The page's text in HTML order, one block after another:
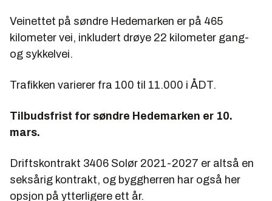
Veinettet på søndre Hedemarken er på 465
kilometer vei, inkludert drøye 22 kilometer gang-
og sykkelvei.
Trafikken varierer fra 100 til 11.000 i ÅDT.
Tilbudsfrist for søndre Hedemarken er 10.
mars.
Driftskontrakt 3406 Solør 2021-2027 er altså en
seksårig kontrakt, og byggherren har også her
opsjon på ytterligere ett år.